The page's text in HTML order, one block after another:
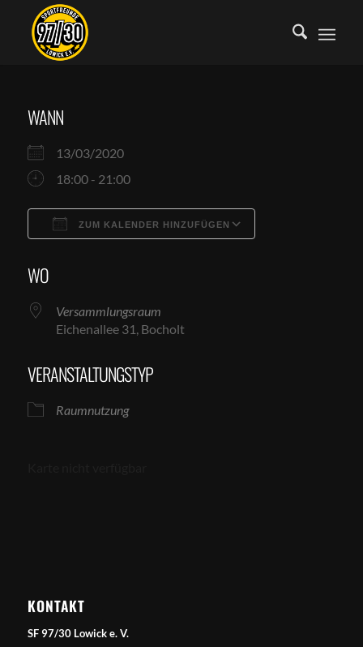
WANN
13/03/2020
18:00 - 21:00
ZUM KALENDER HINZUFÜGEN
WO
Versammlungsraum
Eichenallee 31, Bocholt
VERANSTALTUNGSTYP
Raumnutzung
KONTAKT
SF 97/30 Lowick e. V.